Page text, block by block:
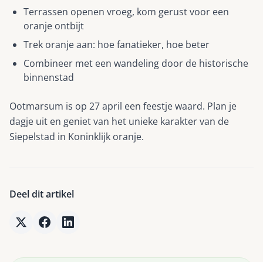
Terrassen openen vroeg, kom gerust voor een
oranje ontbijt
Trek oranje aan: hoe fanatieker, hoe beter
Combineer met een wandeling door de historische
binnenstad
Ootmarsum is op 27 april een feestje waard. Plan je
dagje uit en geniet van het unieke karakter van de
Siepelstad in Koninklijk oranje.
Deel dit artikel